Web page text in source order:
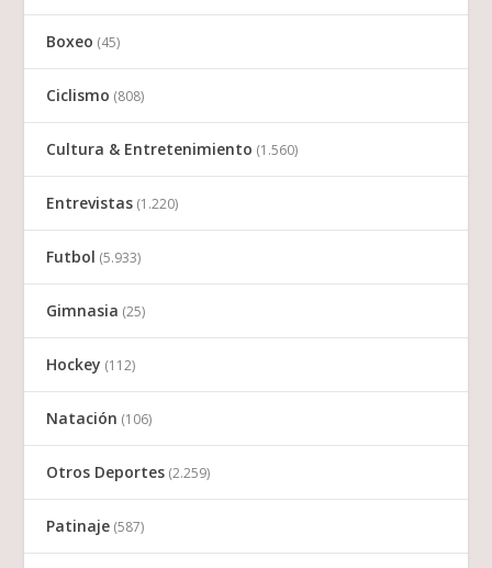
Boxeo (45)
Ciclismo (808)
Cultura & Entretenimiento (1.560)
Entrevistas (1.220)
Futbol (5.933)
Gimnasia (25)
Hockey (112)
Natación (106)
Otros Deportes (2.259)
Patinaje (587)